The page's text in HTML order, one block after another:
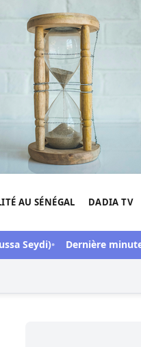
AU SÉNÉGAL DADIA TV
Dernière minute :